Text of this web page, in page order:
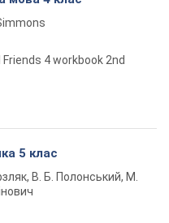
Friends 4 workbook 2nd
5 клас
В. Б. Полонський, М.